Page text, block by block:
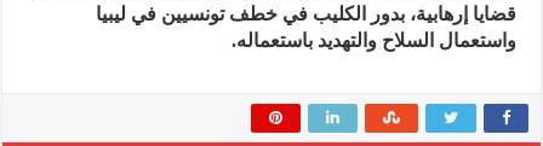
قضايا إرهابية، بدور الكليب في خطف تونسيين في ليبيا
واستعمال السلاح والتهديد باستعماله.